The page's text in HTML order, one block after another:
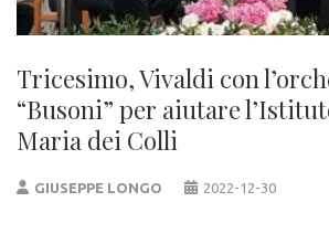
Tricesimo, Vivaldi con
“Busoni” per aiutare
Maria dei Colli
GIUSEPPE LONGO 2022-12-30